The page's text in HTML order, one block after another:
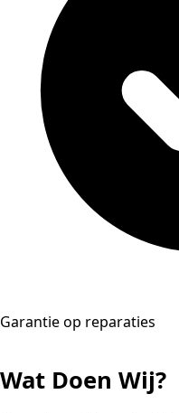
Garantie op reparaties
Wat Doen Wij?